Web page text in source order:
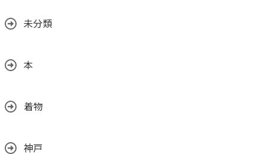
未分類
本
着物
神戸